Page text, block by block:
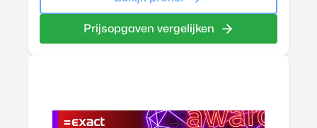
Prijsopgaven vergelijken